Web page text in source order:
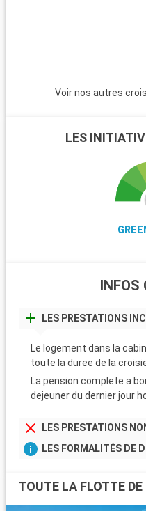
Voir nos autres
LES
INFOS
LES PRESTATIONS
Le logement dans la
toute la duree de la
La pension complete a
dejeuner du dernier jour
LES PRESTATIONS
LES FORMALITÉS DE
TOUTE LA FLOTTE